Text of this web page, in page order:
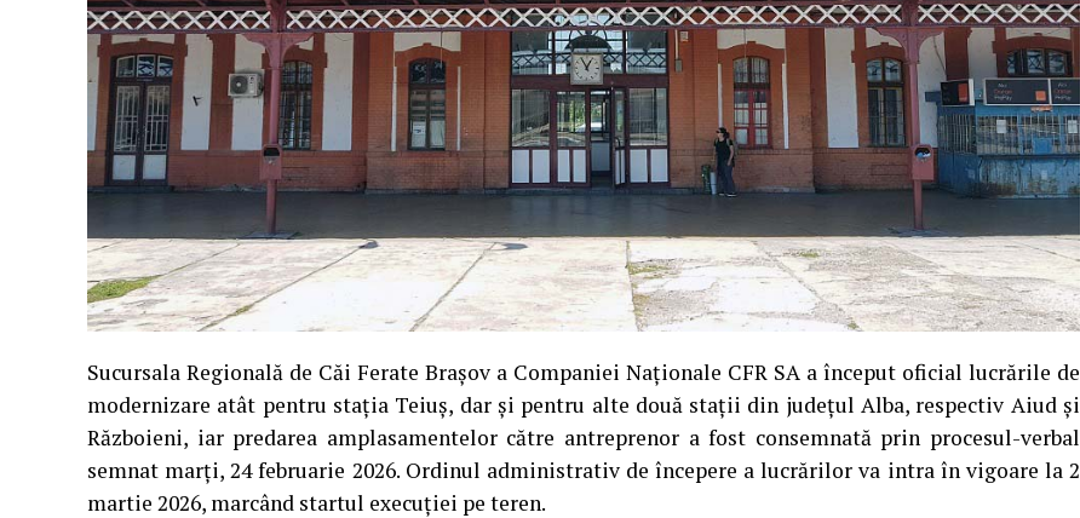
Sucursala Regională de Căi Ferate Brașov a Companiei Naționale CFR SA a început oficial lucrările de
modernizare atât pentru stația Teiuș, dar și pentru alte două stații din județul Alba, respectiv Aiud și
Războieni, iar predarea amplasamentelor către antreprenor a fost consemnată prin procesul-verbal
semnat marți, 24 februarie 2026. Ordinul administrativ de începere a lucrărilor va intra în vigoare la 2
martie 2026, marcând startul execuției pe teren.